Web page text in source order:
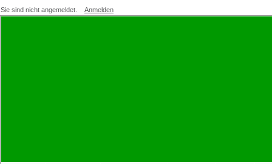
Sie sind nicht angemeldet. Anmelden